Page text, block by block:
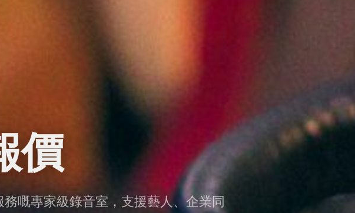
價
嘅專家級錄音室，支援藝人、企業同